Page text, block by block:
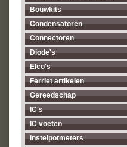
Bouwkits
Condensatoren
Connectoren
Diode's
Elco's
Ferriet artikelen
Gereedschap
IC's
IC voeten
Instelpotmeters